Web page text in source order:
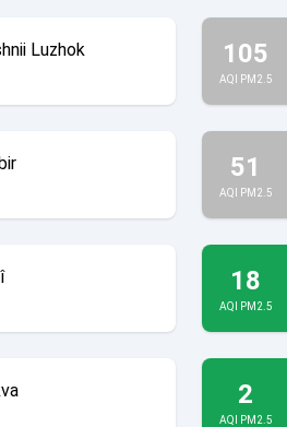
Luzhok 105
AQI PM2.5
51
AQI PM2.5
18
AQI PM2.5
2
AQI PM2.5